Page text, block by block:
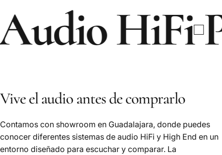
HiFi
Vive el audio antes de comprarlo
Contamos con showroom en Guadalajara, donde puedes
conocer diferentes sistemas de audio HiFi y High End en un
entorno diseñado para escuchar y comparar. La